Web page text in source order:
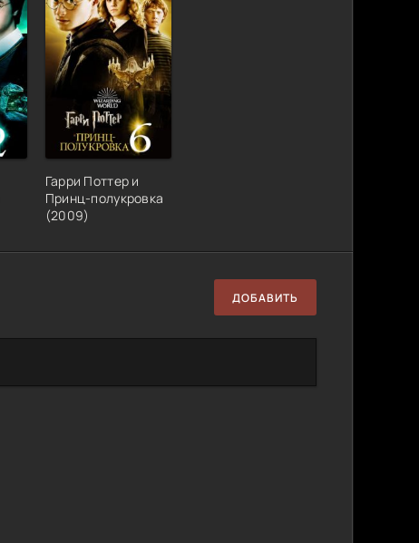
Гарри Поттер и
Принц-полукровка
(2009)
ДОБАВИТЬ